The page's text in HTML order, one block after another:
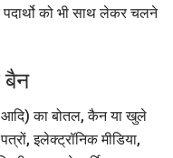
को भी साथ लेकर चलने
बैन
आदि) का बोतल, कैन या खुले
इलेक्ट्रॉनिक मीडिया,